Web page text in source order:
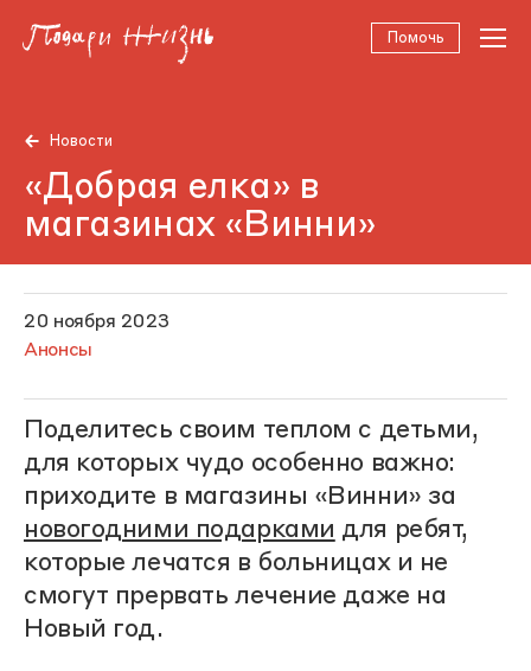
Помочь
Новости
«Добрая елка» в
магазинах «Винни»
20 ноября 2023
Анонсы
Поделитесь своим теплом с детьми,
для которых чудо особенно важно:
приходите в магазины «Винни» за
новогодними подарками для ребят,
которые лечатся в больницах и не
смогут прервать лечение даже на
Новый год.